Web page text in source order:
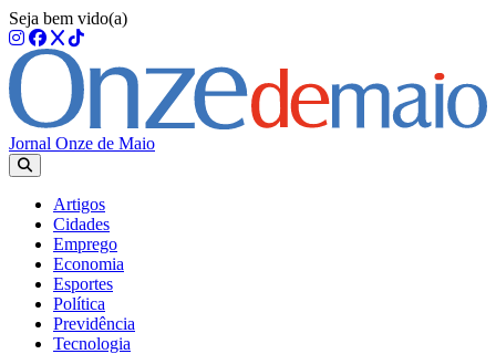
Seja bem vido(a)
Jornal Onze de Maio
Artigos
Cidades
Emprego
Economia
Esportes
Política
Previdência
Tecnologia